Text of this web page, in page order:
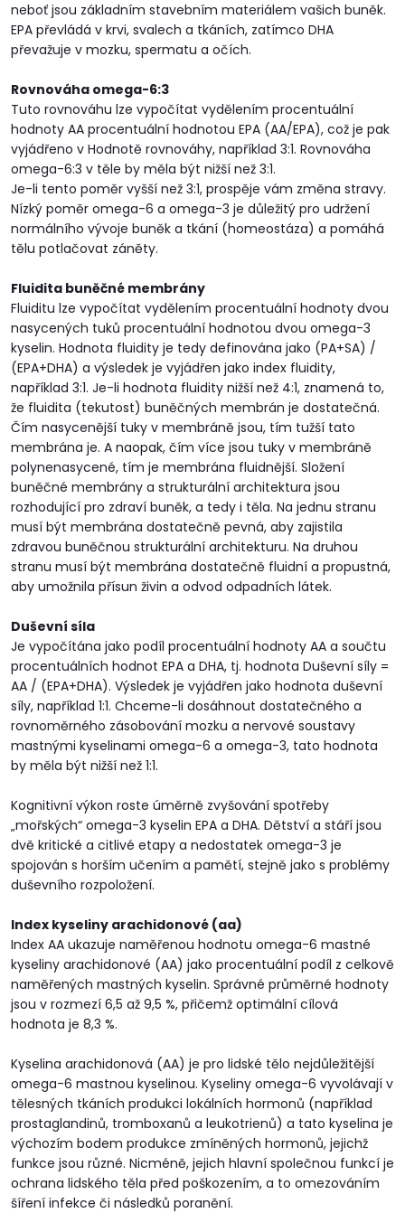
neboť jsou základním stavebním materiálem vašich buněk.
EPA převládá v krvi, svalech a tkáních, zatímco DHA
převažuje v mozku, spermatu a očích.
Rovnováha omega-6:3
Tuto rovnováhu lze vypočítat vydělením procentuální
hodnoty AA procentuální hodnotou EPA (AA/EPA), což je pak
vyjádřeno v Hodnotě rovnováhy, například 3:1. Rovnováha
omega-6:3 v těle by měla být nižší než 3:1.
Je-li tento poměr vyšší než 3:1, prospěje vám změna stravy.
Nízký poměr omega-6 a omega-3 je důležitý pro udržení
normálního vývoje buněk a tkání (homeostáza) a pomáhá
tělu potlačovat záněty.
Fluidita buněčné membrány
Fluiditu lze vypočítat vydělením procentuální hodnoty dvou
nasycených tuků procentuální hodnotou dvou omega-3
kyselin. Hodnota fluidity je tedy definována jako (PA+SA) /
(EPA+DHA) a výsledek je vyjádřen jako index fluidity,
například 3:1. Je-li hodnota fluidity nižší než 4:1, znamená to,
že fluidita (tekutost) buněčných membrán je dostatečná.
Čím nasycenější tuky v membráně jsou, tím tužší tato
membrána je. A naopak, čím více jsou tuky v membráně
polynenasycené, tím je membrána fluidnější. Složení
buněčné membrány a strukturální architektura jsou
rozhodující pro zdraví buněk, a tedy i těla. Na jednu stranu
musí být membrána dostatečně pevná, aby zajistila
zdravou buněčnou strukturální architekturu. Na druhou
stranu musí být membrána dostatečně fluidní a propustná,
aby umožnila přísun živin a odvod odpadních látek.
Duševní síla
Je vypočítána jako podíl procentuální hodnoty AA a součtu
procentuálních hodnot EPA a DHA, tj. hodnota Duševní síly =
AA / (EPA+DHA). Výsledek je vyjádřen jako hodnota duševní
síly, například 1:1. Chceme-li dosáhnout dostatečného a
rovnoměrného zásobování mozku a nervové soustavy
mastnými kyselinami omega-6 a omega-3, tato hodnota
by měla být nižší než 1:1.
Kognitivní výkon roste úměrně zvyšování spotřeby
„mořských“ omega-3 kyselin EPA a DHA. Dětství a stáří jsou
dvě kritické a citlivé etapy a nedostatek omega-3 je
spojován s horším učením a pamětí, stejně jako s problémy
duševního rozpoložení.
Index kyseliny arachidonové (aa)
Index AA ukazuje naměřenou hodnotu omega-6 mastné
kyseliny arachidonové (AA) jako procentuální podíl z celkově
naměřených mastných kyselin. Správné průměrné hodnoty
jsou v rozmezí 6,5 až 9,5 %, přičemž optimální cílová
hodnota je 8,3 %.
Kyselina arachidonová (AA) je pro lidské tělo nejdůležitější
omega-6 mastnou kyselinou. Kyseliny omega-6 vyvolávají v
tělesných tkáních produkci lokálních hormonů (například
prostaglandinů, tromboxanů a leukotrienů) a tato kyselina je
výchozím bodem produkce zmíněných hormonů, jejichž
funkce jsou různé. Nicméně, jejich hlavní společnou funkcí je
ochrana lidského těla před poškozením, a to omezováním
šíření infekce či následků poranění.